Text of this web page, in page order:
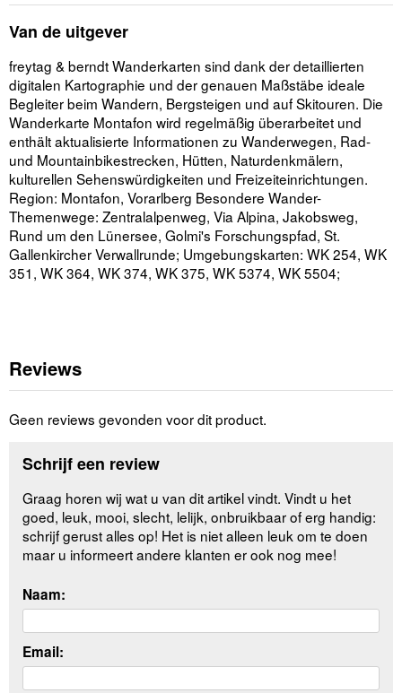
Van de uitgever
freytag & berndt Wanderkarten sind dank der detaillierten
digitalen Kartographie und der genauen Maßstäbe ideale
Begleiter beim Wandern, Bergsteigen und auf Skitouren. Die
Wanderkarte Montafon wird regelmäßig überarbeitet und
enthält aktualisierte Informationen zu Wanderwegen, Rad-
und Mountainbikestrecken, Hütten, Naturdenkmälern,
kulturellen Sehenswürdigkeiten und Freizeiteinrichtungen.
Region: Montafon, Vorarlberg Besondere Wander-
Themenwege: Zentralalpenweg, Via Alpina, Jakobsweg,
Rund um den Lünersee, Golmi's Forschungspfad, St.
Gallenkircher Verwallrunde; Umgebungskarten: WK 254, WK
351, WK 364, WK 374, WK 375, WK 5374, WK 5504;
Reviews
Geen reviews gevonden voor dit product.
Schrijf een review
Graag horen wij wat u van dit artikel vindt. Vindt u het
goed, leuk, mooi, slecht, lelijk, onbruikbaar of erg handig:
schrijf gerust alles op! Het is niet alleen leuk om te doen
maar u informeert andere klanten er ook nog mee!
Naam:
Email: